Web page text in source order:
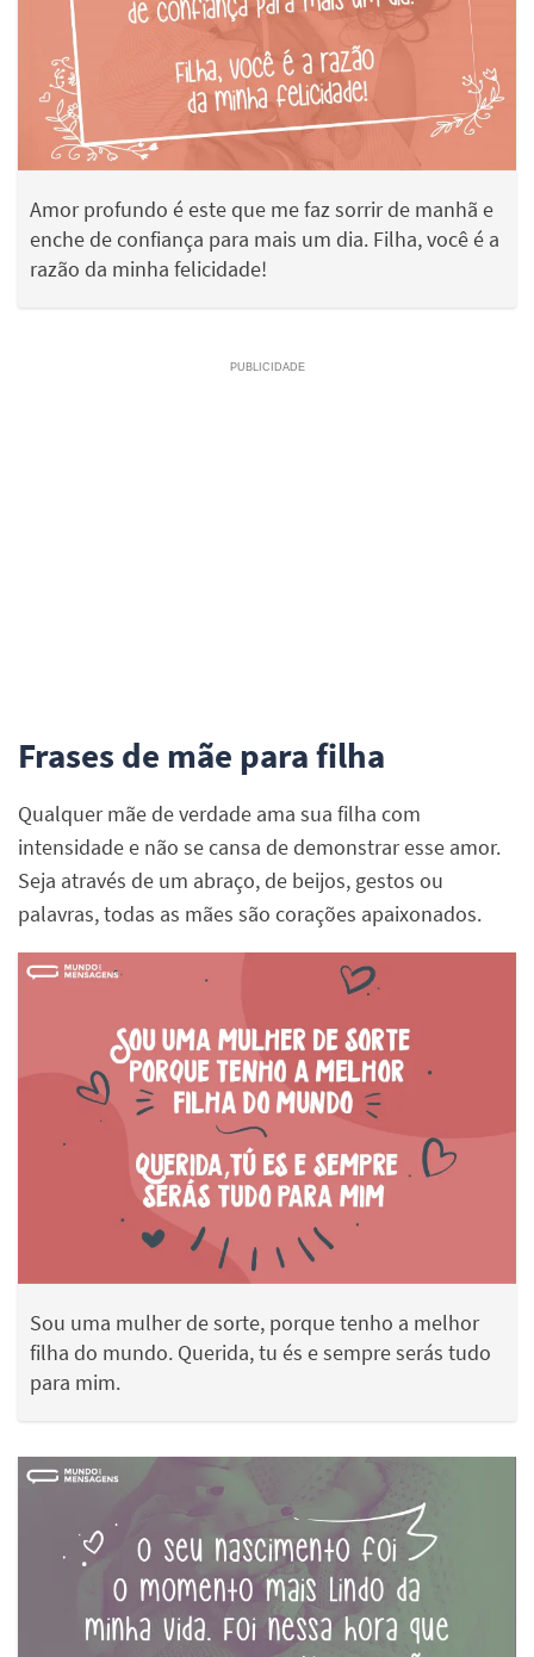
Amor profundo é este que me faz sorrir de manhã e
enche de confiança para mais um dia. Filha, você é a
razão da minha felicidade!
Frases de mãe para filha
Qualquer mãe de verdade ama sua filha com
intensidade e não se cansa de demonstrar esse amor.
Seja através de um abraço, de beijos, gestos ou
palavras, todas as mães são corações apaixonados.
Sou uma mulher de sorte, porque tenho a melhor
filha do mundo. Querida, tu és e sempre serás tudo
para mim.